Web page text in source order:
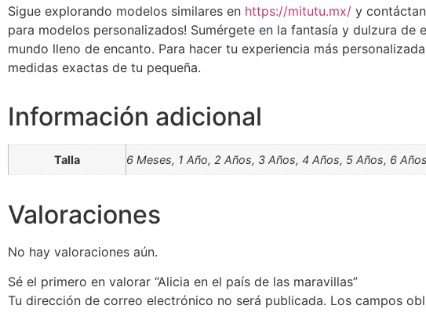
Sigue explorando modelos similares en https://mitutu.mx/ y
para modelos personalizados! Sumérgete en la fantasía y dulzura
mundo lleno de encanto. Para hacer tu experiencia más
medidas exactas de tu pequeña.
Información adicional
Talla 6 Meses, 1 Año, 2 Años, 3 Años, 4 Años, 5 Años, 6
Valoraciones
No hay valoraciones aún.
Sé el primero en valorar “Alicia en el país de las maravillas”
Tu dirección de correo electrónico no será publicada. Los campos